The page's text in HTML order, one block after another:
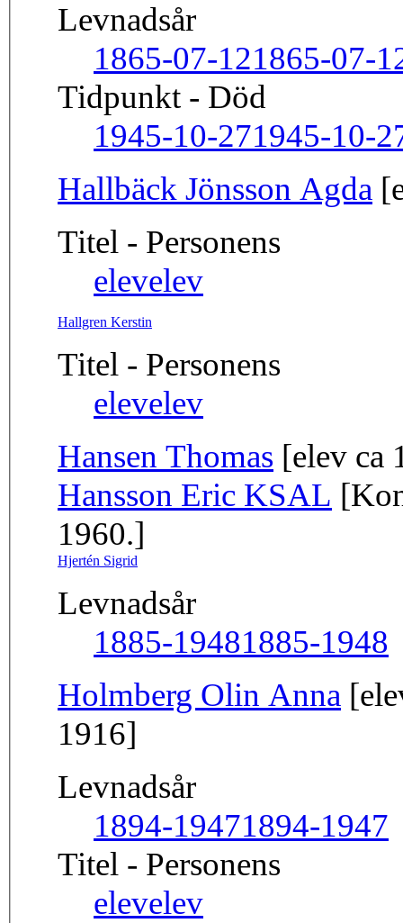
Levnadsår
1865-07-121865-07-
Tidpunkt - Död
1945-10-271945-10-
Hallbäck Jönsson Agda
Titel - Personens
elevelev
Hallgren Kerstin
Titel - Personens
elevelev
Hansen Thomas [elev ca
Hansson Eric KSAL
1960.]
Hjertén Sigrid
Levnadsår
1885-19481885-1948
Holmberg Olin Anna
1916]
Levnadsår
1894-19471894-1947
Titel - Personens
elevelev